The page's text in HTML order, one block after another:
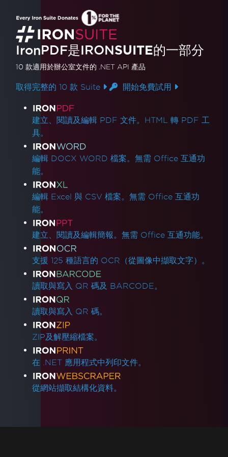
IronPDF是IRONSUITE的一部分
10 款適用於辦公室文件的 .NET API 產品
取得完整的 10 款 Suite 開始免費試用
產品連結
建立、閱讀及編輯 PDF 文件。HTML 轉 PDF 工
具。
編輯 DOCX WORD 檔案。無需 Office 互通功
能。
編輯 Excel 與 CSV 檔案。無需 Office 互通功
能。
建立、閱讀及編輯簡報。無需 Office 互通功能。
支援 125 種語言的 OCR（從圖像中擷取文字）。
讀取與寫入 QR 碼及 BARCODE。
讀取與寫入 QR 碼。
ZIP及解壓縮檔案。
在 .NET 應用程式中列印文件。
從網站擷取結構化資料。